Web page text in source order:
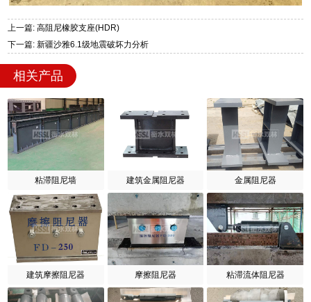
上一篇: 高阻尼橡胶支座(HDR)
下一篇: 新疆沙雅6.1级地震破坏力分析
相关产品
粘滞阻尼墙 建筑金属阻尼器 金属阻尼器
建筑摩擦阻尼器 摩擦阻尼器 粘滞流体阻尼器